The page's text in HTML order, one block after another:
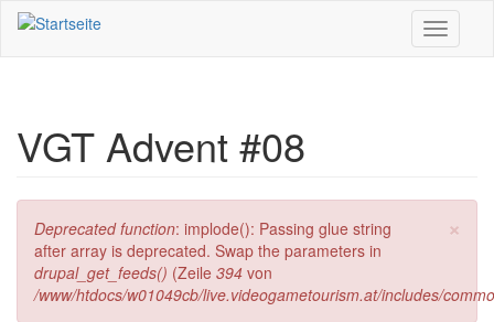
Direkt zum Inhalt
Toggle
VGT Advent #08
×
Fehlermeldung
Deprecated function: implode(): Passing glue string
after array is deprecated. Swap the parameters in
drupal_get_feeds() (Zeile 394 von
/www/htdocs/w01049cb/live.videogametourism.at/includes/